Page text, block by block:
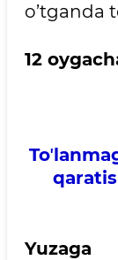
o’tganda
12